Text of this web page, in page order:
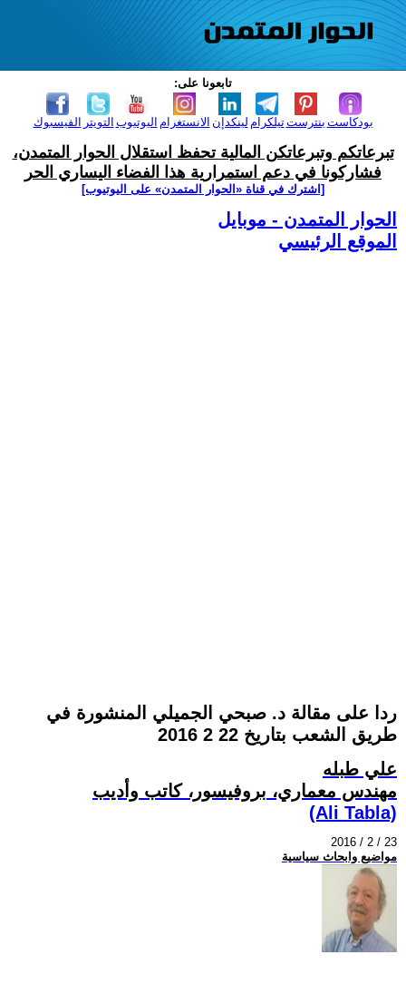
تابعونا على:
الفيسبوك التويتر اليوتيوب الانستغرام لينكدإن تيلكرامبنترست بودكاست
تبرعاتكم وتبرعاتكن المالية تحفظ استقلال الحوار المتمدن،
فشاركونا في دعم استمرارية هذا الفضاء اليساري الحر
[اشترك في قناة ‫«الحوار المتمدن» على اليوتيوب]
الحوار المتمدن - موبايل
الموقع الرئيسي
ردا على مقالة د. صبحي الجميلي المنشورة في
طريق الشعب بتاريخ 22 2 2016
علي طبله
مهندس معماري، بروفيسور، كاتب وأديب
(Ali Tabla)
2016 / 2 / 23
مواضيع وابحاث سياسية